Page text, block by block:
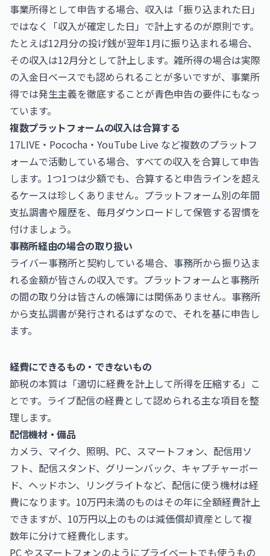
事業所得として申告する場合、収入は「振り込まれた日」
ではなく「収入が確定した日」で計上するのが原則です。
たとえば12月分の投げ銭が翌年1月に振り込まれる場合、
その収入は12月分として計上します。雑所得の場合は実際
の入金日ベースでも認められることが多いですが、事業所
得では発生主義を徹底することが青色申告の要件にもなっ
ています。
複数プラットフォームの収入は合算する
17LIVE・Pococha・YouTube Live など複数のプラットフ
ォームで活動している場合、すべての収入を合算して申告
します。1つ1つは少額でも、合算すると申告ラインを超え
るケースは珍しくありません。プラットフォーム別の年間
支払調書や履歴を、毎月ダウンロードして保管する習慣を
付けましょう。
事務所経由の場合の取り扱い
ライバー事務所と契約している場合、事務所から振り込ま
れる金額が皆さんの収入です。プラットフォームと事務所
の間の取り分は皆さんの帳簿には関係ありません。事務所
から支払調書が発行されるはずなので、それを基に申告し
ます。
経費にできるもの・できないもの
節税の本質は「適切に経費を計上して所得を圧縮する」こ
とです。ライブ配信の経費として認められる主な項目を整
理します。
配信機材・備品
カメラ、マイク、照明、PC、スマートフォン、配信用ソ
フト、配信スタンド、グリーンバック、キャプチャーボー
ド、ヘッドホン、リングライトなど、配信に使う機材は経
費になります。10万円未満のものはその年に全額経費計上
できますが、10万円以上のものは減価償却資産として複
数年に分けて経費化します。
PC やスマートフォンのようにプライベートでも使うもの